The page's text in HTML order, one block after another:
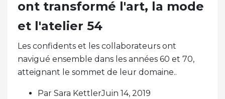
ont transformé l'art, la mode
et l'atelier 54
Les confidents et les collaborateurs ont
navigué ensemble dans les années 60 et 70,
atteignant le sommet de leur domaine..
Par Sara KettlerJuin 14, 2019